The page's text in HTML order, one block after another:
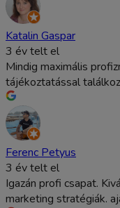
Katalin Gaspar
3 év telt el
Mindig maximális
tájékoztatással
Ferenc Petyus
3 év telt el
Igazán profi csapat.
marketing stratégiák.